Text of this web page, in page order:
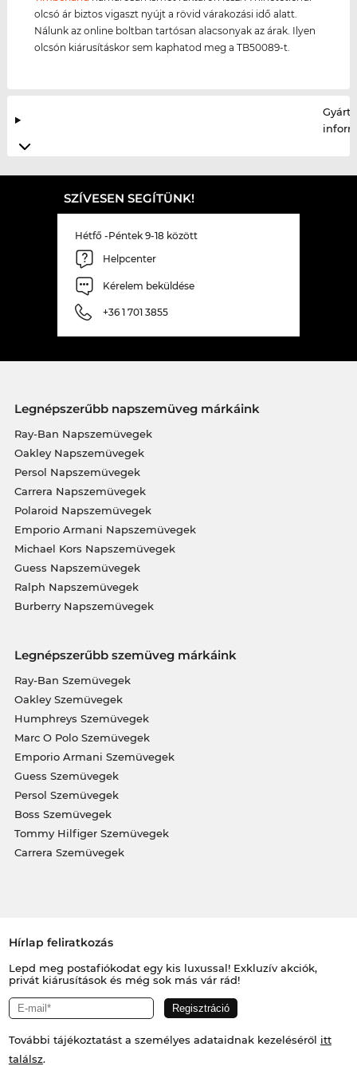
olcsó ár biztos vigaszt nyújt a rövid várakozási idő alatt.
Nálunk az online boltban tartósan alacsonyak az árak. Ilyen
olcsón kiárusításkor sem kaphatod meg a TB50089-t.
SZÍVESEN SEGÍTÜNK!
Hétfő -Péntek 9-18 között
Helpcenter
Kérelem beküldése
+36 1 701 3855
Legnépszerűbb napszemüveg márkáink
Ray-Ban Napszemüvegek
Oakley Napszemüvegek
Persol Napszemüvegek
Carrera Napszemüvegek
Polaroid Napszemüvegek
Emporio Armani Napszemüvegek
Michael Kors Napszemüvegek
Guess Napszemüvegek
Ralph Napszemüvegek
Burberry Napszemüvegek
Legnépszerűbb szemüveg márkáink
Ray-Ban Szemüvegek
Oakley Szemüvegek
Humphreys Szemüvegek
Marc O Polo Szemüvegek
Emporio Armani Szemüvegek
Guess Szemüvegek
Persol Szemüvegek
Boss Szemüvegek
Tommy Hilfiger Szemüvegek
Carrera Szemüvegek
Hírlap feliratkozás
Lepd meg postafiókodat egy kis luxussal! Exkluzív akciók,
privát kiárusítások és még sok más vár rád!
További tájékoztatást a személyes adataidnak kezeléséről itt
találsz.